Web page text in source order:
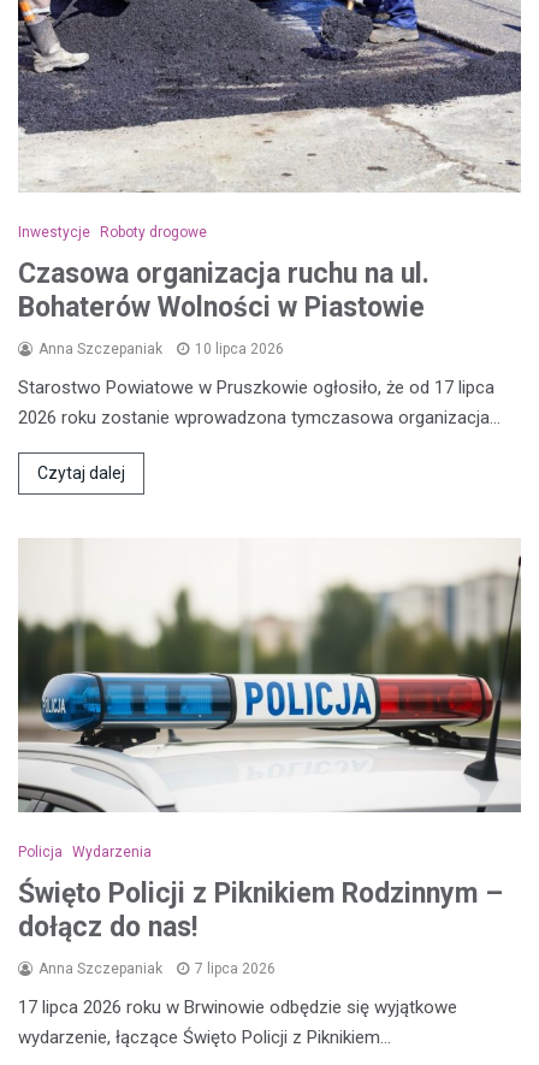
Inwestycje Roboty drogowe
Czasowa organizacja ruchu na ul.
Bohaterów Wolności w Piastowie
Anna Szczepaniak 10 lipca 2026
Starostwo Powiatowe w Pruszkowie ogłosiło, że od 17 lipca
2026 roku zostanie wprowadzona tymczasowa organizacja…
Czytaj dalej
Policja Wydarzenia
Święto Policji z Piknikiem Rodzinnym –
dołącz do nas!
Anna Szczepaniak 7 lipca 2026
17 lipca 2026 roku w Brwinowie odbędzie się wyjątkowe
wydarzenie, łączące Święto Policji z Piknikiem…